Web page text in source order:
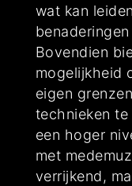
wat kan
Bovendien
mogelijkheid
eigen
technieken
een hoger
met
verrijkend,